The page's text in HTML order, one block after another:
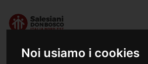
Noi usiamo i cookies